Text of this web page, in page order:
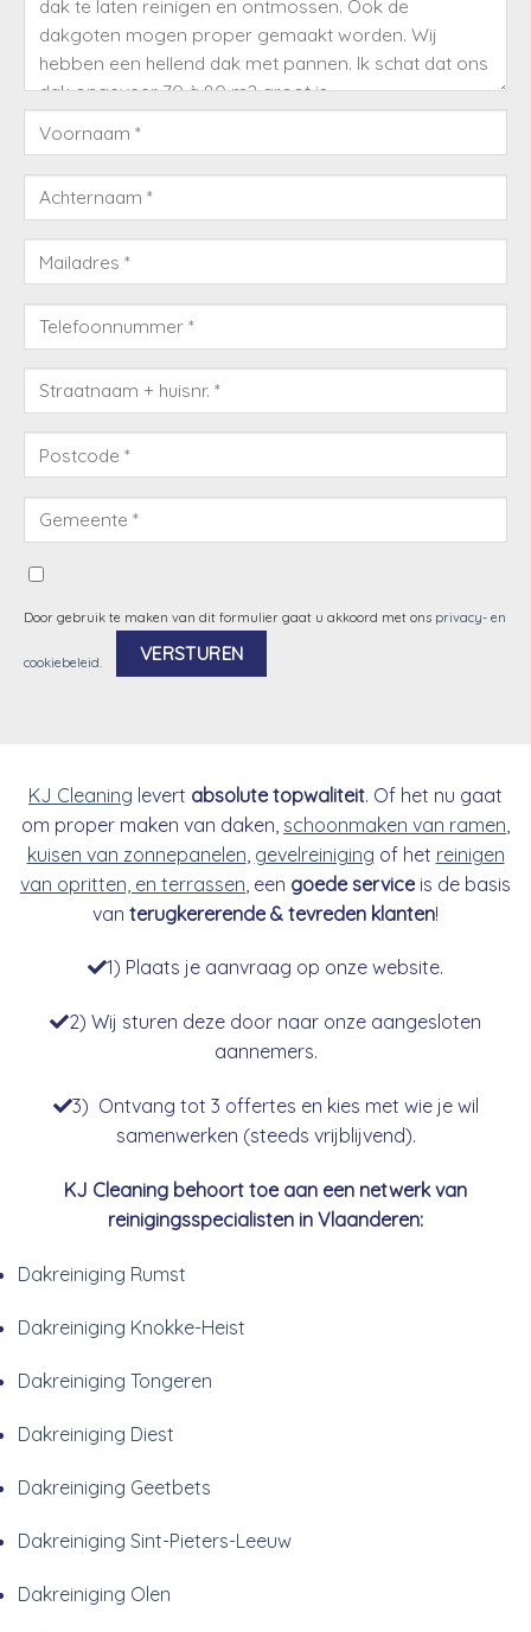
Door gebruik te maken van dit formulier gaat u akkoord met ons privacy- en
cookiebeleid.
KJ Cleaning levert absolute topwaliteit. Of het nu gaat
om proper maken van daken, schoonmaken van ramen
kuisen van zonnepanelen gevelreiniging of het reinigen
van opritten, en terrassen , een goede serviceis de basis
van terugkererende & tevreden klanten!
1) Plaats je aanvraag op onze website.
2) Wij sturen deze door naar onze aangesloten
aannemers.
3) Ontvang tot 3 offertes en kies met wie je wil
samenwerken (steeds vrijblijvend).
KJ Cleaning behoort toe aan een netwerk van
reinigingsspecialisten in Vlaanderen:
Dakreiniging Rumst
Dakreiniging Knokke-Heist
Dakreiniging Tongeren
Dakreiniging Diest
Dakreiniging Geetbets
Dakreiniging Sint-Pieters-Leeuw
Dakreiniging Olen